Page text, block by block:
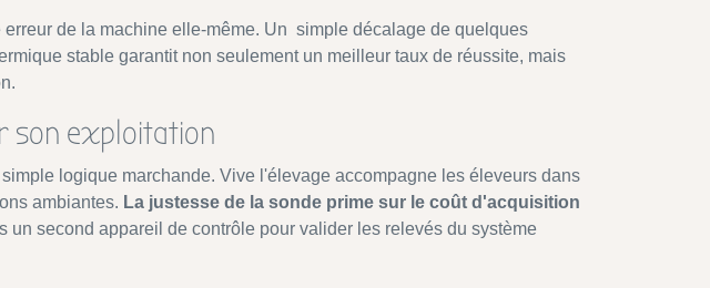
de la machine elle-même. Un simple décalage de quelques
stable garantit non seulement un meilleur taux de réussite, mais
son exploitation
logique marchande. Vive l'élevage accompagne les éleveurs dans
ambiantes. La justesse de la sonde prime sur le coût d'acquisition
un second appareil de contrôle pour valider les relevés du système